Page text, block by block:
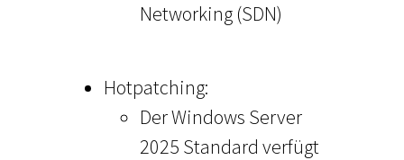
Networking (SDN)
Hotpatching:
Der Windows Server
2025 Standard verfügt